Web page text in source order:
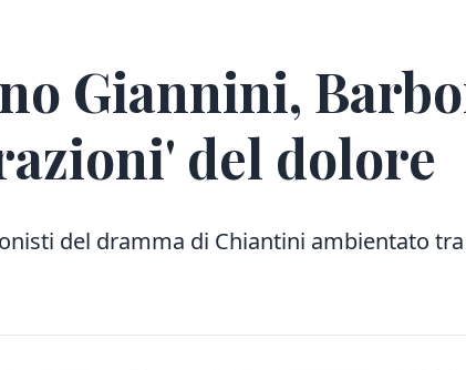
Giannini,
del dolore
del dramma di Chiantini ambientato